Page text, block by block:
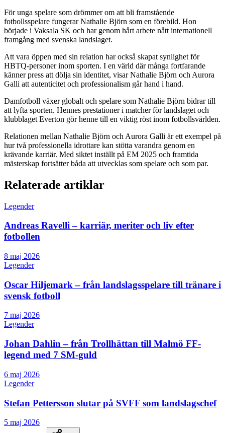
För unga spelare som drömmer om att bli framstående
fotbollsspelare fungerar Nathalie Björn som en förebild. Hon
började i Vaksala SK och har genom hårt arbete nått internationell
framgång med svenska landslaget.
Att vara öppen med sin relation har också skapat synlighet för
HBTQ-personer inom sporten. I en värld där många fortfarande
känner press att dölja sin identitet, visar Nathalie Björn och Aurora
Galli att autenticitet och professionalism går hand i hand.
Damfotboll växer globalt och spelare som Nathalie Björn bidrar till
att lyfta sporten. Hennes prestationer i matcher för landslaget och
klubblaget Everton gör henne till en viktig röst inom fotbollsvärlden.
Relationen mellan Nathalie Björn och Aurora Galli är ett exempel på
hur två professionella idrottare kan stötta varandra genom en
krävande karriär. Med siktet inställt på EM 2025 och framtida
mästerskap fortsätter båda att utvecklas som spelare och som par.
Relaterade artiklar
Legender
Andreas Ravelli – karriär, meriter och liv efter
fotbollen
8 maj 2026
Legender
Oscar Hiljemark – från landslagsspelare till tränare i
svensk fotboll
7 maj 2026
Legender
Johan Dahlin – från Trollhättan till Malmö FF-
legend med 7 SM-guld
6 maj 2026
Legender
Stefan Pettersson slutar på SVFF som landslagschef
5 maj 2026